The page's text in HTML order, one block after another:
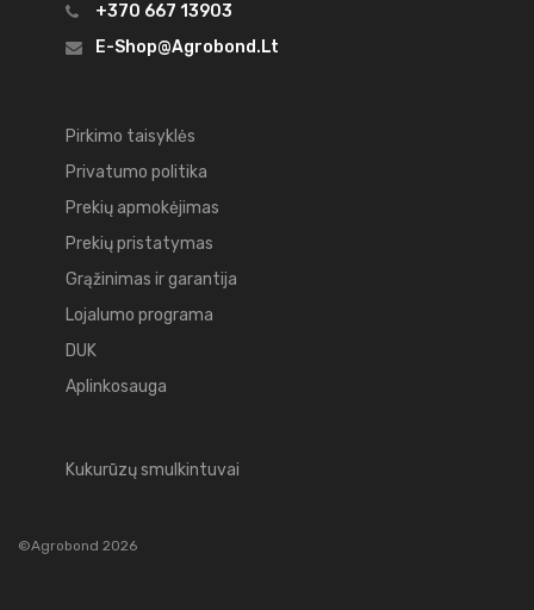
+370 667 13903
E-Shop@agrobond.lt
Pirkimo taisyklės
Privatumo politika
Prekių apmokėjimas
Prekių pristatymas
Grąžinimas ir garantija
Lojalumo programa
DUK
Aplinkosauga
Kukurūzų smulkintuvai
©Agrobond 2026